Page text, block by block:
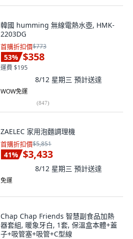
韓國 humming 無線電熱水壺, HMK-
2203DG
首購折扣價$773
53% $358
運費 $195
8/12 星期三 預計送達
WOW免運
(847)
ZAELEC 家用泡麵調理機
首購折扣價$5,851
41% $3,433
8/12 星期三 預計送達
免運
Chap Chap Friends 智慧副食品加熱
器套組, 暖象牙白, 1套, 保溫盒本體+蓋
子+吸管塞+吸管+C型線